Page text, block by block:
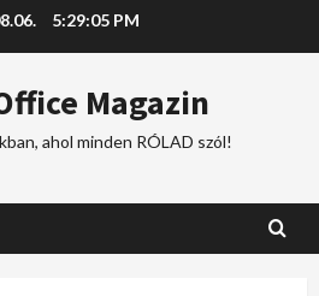
5:29:06 PM
Magazin
ahol minden RÓLAD szól!